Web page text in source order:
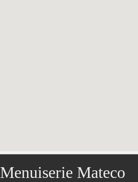
Menuiserie Mateco